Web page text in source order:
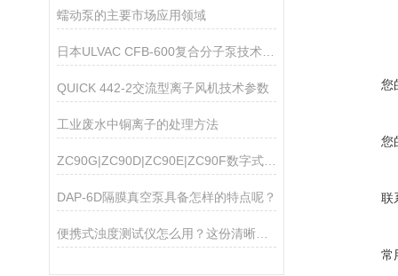
蠕动泵的主要市场应用领域
日本ULVAC CFB-600复合分子泵技术参数
QUICK 442-2交流型离子风机技术参数
工业废水中铜离子的处理方法
ZC90G|ZC90D|ZC90E|ZC90F数字式高阻计
DAP-6D隔膜真空泵具备怎样的特点呢？
您
您
联
常